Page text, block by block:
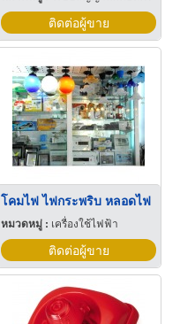
ติดต่อผู้ขาย
โคมไฟ ไฟกระพริบ หลอดไฟ
หมวดหมู่ : เครื่องใช้ไฟฟ้า
ติดต่อผู้ขาย